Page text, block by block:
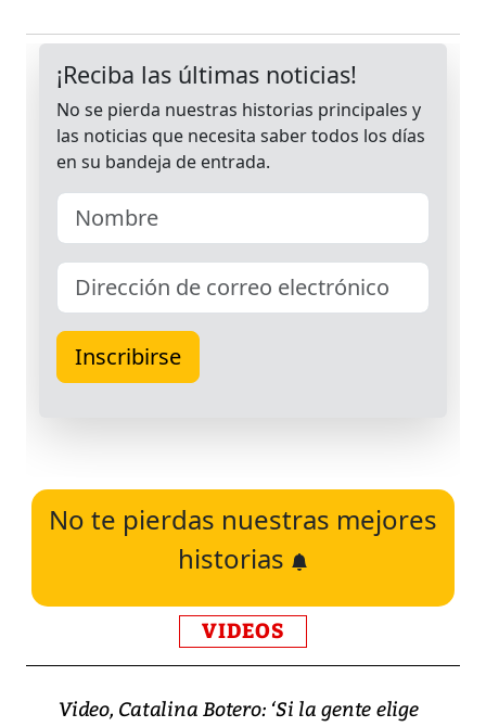
No te pierdas nuestras mejores
historias
VIDEOS
Video, Catalina Botero: ‘Si la gente elige